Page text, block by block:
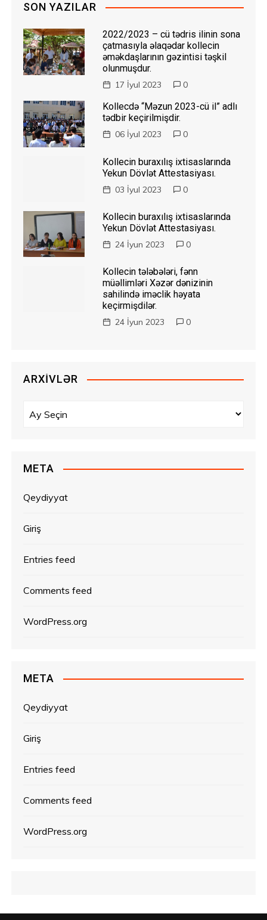
SON YAZILAR
2022/2023 – cü tədris ilinin sona
çatmasıyla əlaqədar kollecin
əməkdaşlarının gəzintisi təşkil
olunmuşdur.
17 İyul 2023 0
Kollecdə “Məzun 2023-cü il” adlı
tədbir keçirilmişdir.
06 İyul 2023 0
Kollecin buraxılış ixtisaslarında
Yekun Dövlət Attestasiyası.
03 İyul 2023 0
Kollecin buraxılış ixtisaslarında
Yekun Dövlət Attestasiyası.
24 İyun 2023 0
Kollecin tələbələri, fənn
müəllimləri Xəzər dənizinin
sahilində iməclik həyata
keçirmişdilər.
24 İyun 2023 0
ARXIVLƏR
v
ə
META
Qeydiyyat
Giriş
Entries feed
Comments feed
WordPress.org
META
Qeydiyyat
Giriş
Entries feed
Comments feed
WordPress.org